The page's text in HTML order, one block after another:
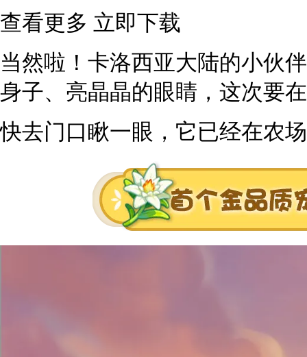
查看更多 立即下载
当然啦！卡洛西亚大陆的小伙
身子、亮晶晶的眼睛，这次要
快去门口瞅一眼，它已经在农